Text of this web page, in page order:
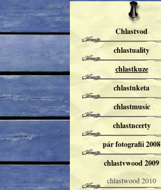
Chlastvod
chlastuality
chlastkuze
chlastnketa
chlastmusic
chlastncerty
pár fotografii 2008
chlastvwood 2009
chlastwood 2010